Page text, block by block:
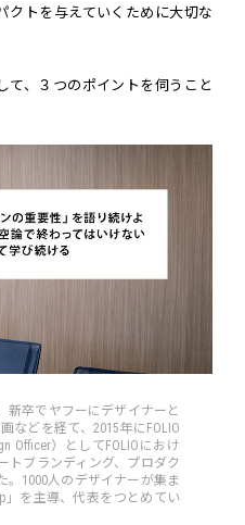
クトを与えていくために大切な
て、３つのポイントを伺うこと
新卒でヤフーにデザイナーと
などを経て、2015年にFOLIO
Officer）としてFOLIOにおけ
トブランディング、プロダク
。1000人のデザイナーが集ま
」を主導、代表をつとめてい